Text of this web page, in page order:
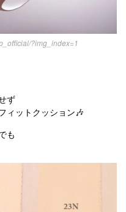
?img_index=1
ず
ィットクッション🎶
も